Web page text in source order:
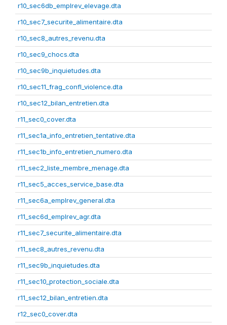
r10_sec6db_emplrev_elevage.dta
r10_sec7_securite_alimentaire.dta
r10_sec8_autres_revenu.dta
r10_sec9_chocs.dta
r10_sec9b_inquietudes.dta
r10_sec11_frag_confl_violence.dta
r10_sec12_bilan_entretien.dta
r11_sec0_cover.dta
r11_sec1a_info_entretien_tentative.dta
r11_sec1b_info_entretien_numero.dta
r11_sec2_liste_membre_menage.dta
r11_sec5_acces_service_base.dta
r11_sec6a_emplrev_general.dta
r11_sec6d_emplrev_agr.dta
r11_sec7_securite_alimentaire.dta
r11_sec8_autres_revenu.dta
r11_sec9b_inquietudes.dta
r11_sec10_protection_sociale.dta
r11_sec12_bilan_entretien.dta
r12_sec0_cover.dta